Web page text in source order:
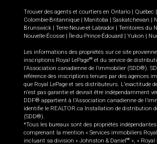
Trouver des agents et courtiers en Ontario | Québec |
Colombie-Britannique | Manitoba | Saskatchewan |
Brunswick | Terre-Neuve-et-Labrador | Territoires du
Nouvelle-Écosse | Île-du-Prince-Édouard | Yukon |
Les informations des propriétés sur ce site
inscriptions Royal LePageMD et du service de
l'Association canadienne de l’immobilier (SDD®).
référence des inscriptions tenues par des agences
que Royal LePage et ses distributeurs. L'exactitude
n'est pas garantie et devrait être indépendamment
DDF® appartient à l'Association canadienne de
identifie le REALTOR.ca Installation de distribution
(SDD®).
*Tous les bureaux sont des propriétés
comprenant la mention « Services immobiliers Royal
incluant sa division « Johnston & DanielMD », « Royal